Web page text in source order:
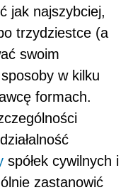
jak najszybciej,
trzydziestce (a
swoim
w kilku
formach.
spółek cywilnych i
zastanowić